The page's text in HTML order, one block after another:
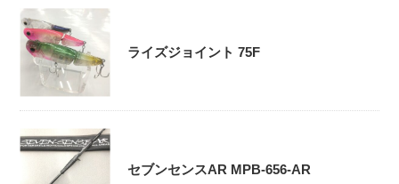
ライズジョイント 75F
セブンセンスAR MPB-656-AR